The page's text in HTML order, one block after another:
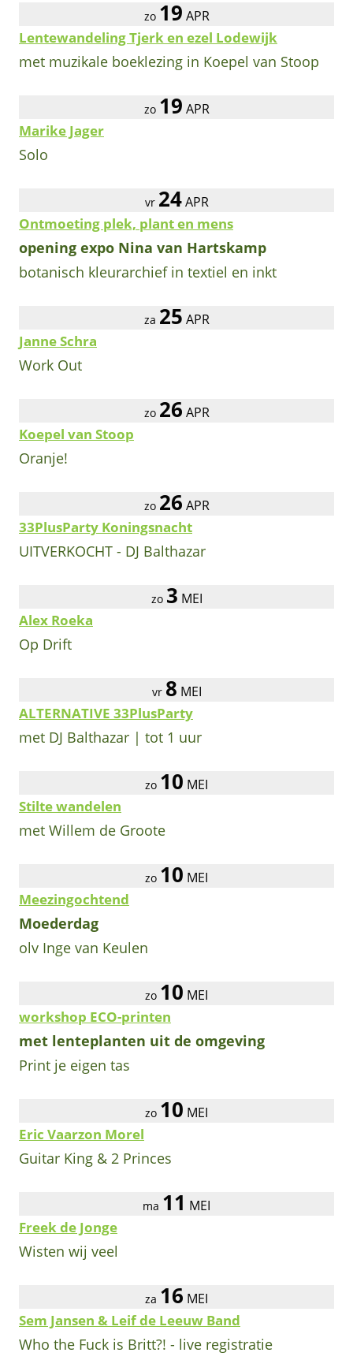
zo 19 APR
Lentewandeling Tjerk en ezel Lodewijk
met muzikale boeklezing in Koepel van Stoop
zo 19 APR
Marike Jager
Solo
vr 24 APR
Ontmoeting plek, plant en mens
opening expo Nina van Hartskamp
botanisch kleurarchief in textiel en inkt
za 25 APR
Janne Schra
Work Out
zo 26 APR
Koepel van Stoop
Oranje!
zo 26 APR
33PlusParty Koningsnacht
UITVERKOCHT - DJ Balthazar
zo 3 MEI
Alex Roeka
Op Drift
vr 8 MEI
ALTERNATIVE 33PlusParty
met DJ Balthazar | tot 1 uur
zo 10 MEI
Stilte wandelen
met Willem de Groote
zo 10 MEI
Meezingochtend
Moederdag
olv Inge van Keulen
zo 10 MEI
workshop ECO-printen
met lenteplanten uit de omgeving
Print je eigen tas
zo 10 MEI
Eric Vaarzon Morel
Guitar King & 2 Princes
ma 11 MEI
Freek de Jonge
Wisten wij veel
za 16 MEI
Sem Jansen & Leif de Leeuw Band
Who the Fuck is Britt?! - live registratie